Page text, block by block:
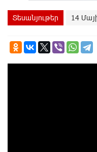
Տեսանյութեր 14